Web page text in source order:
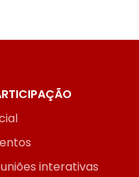
interativas